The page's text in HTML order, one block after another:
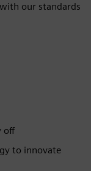
our standards
off
to innovate